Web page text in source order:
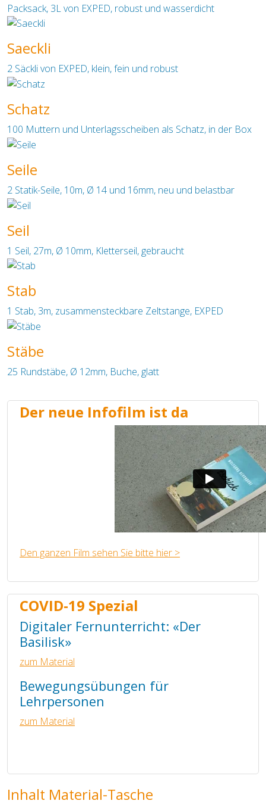
Packsack, 3L von EXPED, robust und wasserdicht
Saeckli
2 Säckli von EXPED, klein, fein und robust
Schatz
100 Muttern und Unterlagsscheiben als Schatz, in der Box
Seile
2 Statik-Seile, 10m, Ø 14 und 16mm, neu und belastbar
Seil
1 Seil, 27m, Ø 10mm, Kletterseil, gebraucht
Stab
1 Stab, 3m, zusammensteckbare Zeltstange, EXPED
Stäbe
25 Rundstäbe, Ø 12mm, Buche, glatt
Der neue Infofilm ist da
Den ganzen Film sehen Sie bitte hier >
COVID-19 Spezial
Digitaler Fernunterricht: «Der
Basilisk»
zum Material
Bewegungsübungen für
Lehrpersonen
zum Material
Inhalt Material-Tasche